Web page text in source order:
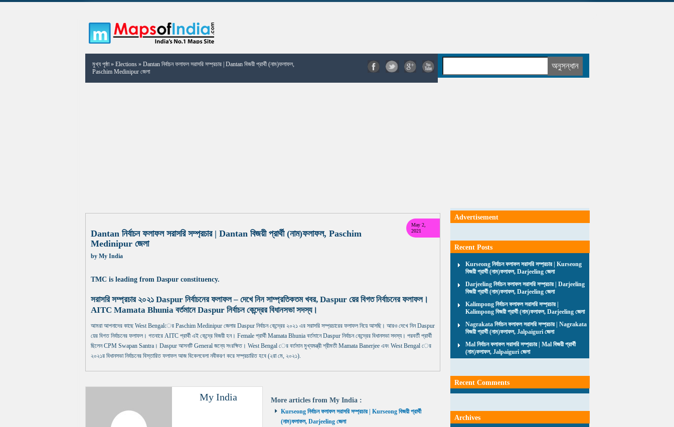
মুখ্য পৃষ্ঠা» Elections» Dantan নির্বাচন ফলাফল সরাসরি সম্প্রচার | Dantan বিজয়ী প্রার্থী (নাম)ফলাফল,
Paschim Medinipur জেলা
Dantan নির্বাচন ফলাফল সরাসরি সম্প্রচার | Dantan বিজয়ী প্রার্থী (নাম)ফলাফল, Paschim
Medinipur জেলা
May 2,
2021
by My India
TMC is leading from Daspur constituency.
সরাসরি সম্প্রচার ২০২১ Daspur নির্বাচনের ফলাফল – দেখে নিন সাম্প্রতিকতম খবর, Daspur য়ের বিগত নির্বাচনের ফলাফল।
AITC Mamata Bhunia বর্তমানে Daspur নির্বাচন কেন্দ্রের বিধানসভা সদস্য।
আমরা আপনাদের কাছে West Bengalের Paschim Medinipur জেলার Daspur নির্বাচন কেন্দ্রের ২০২১ এর সরাসরি সম্প্রচারের ফলাফল নিয়ে আসছি। আরও দেখে নিন Daspur
য়ের বিগত নির্বাচনের ফলাফল। গতবারে AITC প্রার্থী এই কেন্দ্রে বিজয়ী হন। Female প্রার্থী Mamata Bhunia বর্তমানে Daspur নির্বাচন কেন্দ্রের বিধানসভা সদস্য। পরবর্তী প্রার্থী
ছিলেন CPM Swapan Santra। Daspur আসনটি General জন্যে সংরক্ষিত। West Bengal ের বর্তমান মুখ্যমন্ত্রী শ্রীমতী Mamata Banerjee এবং West Bengal ের
২০২১র বিধানসভা নির্বাচনের বিস্তারিত ফলাফল আজ বিকেলবেলা নবীকরণ করে সম্প্রচারিত হবে (২রা মে, ২০২১).
My India More articles from My India:
Kurseong নির্বাচন ফলাফল সরাসরি সম্প্রচার | Kurseong বিজয়ী প্রার্থী
(নাম)ফলাফল, Darjeeling জেলা
Advertisement
Recent Posts
Kurseong নির্বাচন ফলাফল সরাসরি সম্প্রচার | Kurseong
বিজয়ী প্রার্থী (নাম)ফলাফল, Darjeeling জেলা
Darjeeling নির্বাচন ফলাফল সরাসরি সম্প্রচার | Darjeeling
বিজয়ী প্রার্থী (নাম)ফলাফল, Darjeeling জেলা
Kalimpong নির্বাচন ফলাফল সরাসরি সম্প্রচার |
Kalimpong বিজয়ী প্রার্থী (নাম)ফলাফল, Darjeeling জেলা
Nagrakata নির্বাচন ফলাফল সরাসরি সম্প্রচার | Nagrakata
বিজয়ী প্রার্থী (নাম)ফলাফল, Jalpaiguri জেলা
Mal নির্বাচন ফলাফল সরাসরি সম্প্রচার | Mal বিজয়ী প্রার্থী
(নাম)ফলাফল, Jalpaiguri জেলা
Recent Comments
Archives